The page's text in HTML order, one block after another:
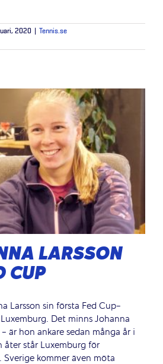
2020 Tennis.se
LARSSON
CUP
Larsson sin första Fed Cup-
Det minns Johanna
är hon ankare sedan många år i
åter står Luxemburg för
kommer även möta